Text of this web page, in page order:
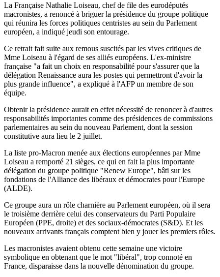
La Française Nathalie Loiseau, chef de file des eurodéputés
macronistes, a renoncé à briguer la présidence du groupe politique
qui réunira les forces politiques centristes au sein du Parlement
européen, a indiqué jeudi son entourage.
Ce retrait fait suite aux remous suscités par les vives critiques de
Mme Loiseau à l'égard de ses alliés européens. L'ex-ministre
française "a fait un choix en responsabilité pour s'assurer que la
délégation Renaissance aura les postes qui permettront d'avoir la
plus grande influence", a expliqué à l'AFP un membre de son
équipe.
Obtenir la présidence aurait en effet nécessité de renoncer à d'autres
responsabilités importantes comme des présidences de commissions
parlementaires au sein du nouveau Parlement, dont la session
constitutive aura lieu le 2 juillet.
La liste pro-Macron menée aux élections européennes par Mme
Loiseau a remporté 21 sièges, ce qui en fait la plus importante
délégation du groupe politique "Renew Europe", bâti sur les
fondations de l'Alliance des libéraux et démocrates pour l'Europe
(ALDE).
Ce groupe aura un rôle charnière au Parlement européen, où il sera
le troisième derrière celui des conservateurs du Parti Populaire
Européen (PPE, droite) et des sociaux-démocrates (S&D). Et les
nouveaux arrivants français comptent bien y jouer les premiers rôles.
Les macronistes avaient obtenu cette semaine une victoire
symbolique en obtenant que le mot "libéral", trop connoté en
France, disparaisse dans la nouvelle dénomination du groupe.